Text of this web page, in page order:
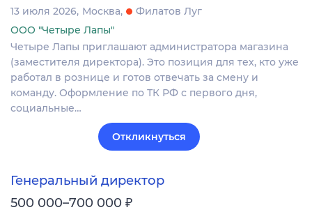
13 июля 2026 Москва
Филатов Луг
ООО "Четыре Лапы"
Четыре Лапы приглашают администратора магазина
(заместителя директора). Это позиция для тех, кто уже
работал в рознице и готов отвечать за смену и
команду. Оформление по ТК РФ с первого дня,
социальные…
Откликнуться
Генеральный директор
500 000–700 000 ₽